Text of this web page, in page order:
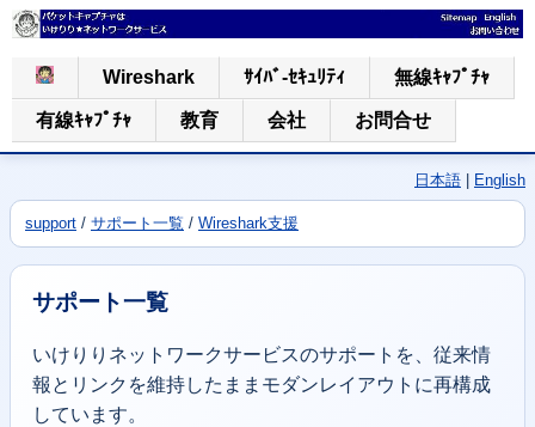
Wireshark ｻｲﾊﾞ-ｾｷｭﾘﾃｨ 無線ｷｬﾌﾟﾁｬ
有線ｷｬﾌﾟﾁｬ 教育 会社 お問合せ
日本語 | English
support / サポート一覧 / Wireshark支援
サポート一覧
いけりりネットワークサービスのサポートを、従来情
報とリンクを維持したままモダンレイアウトに再構成
しています。